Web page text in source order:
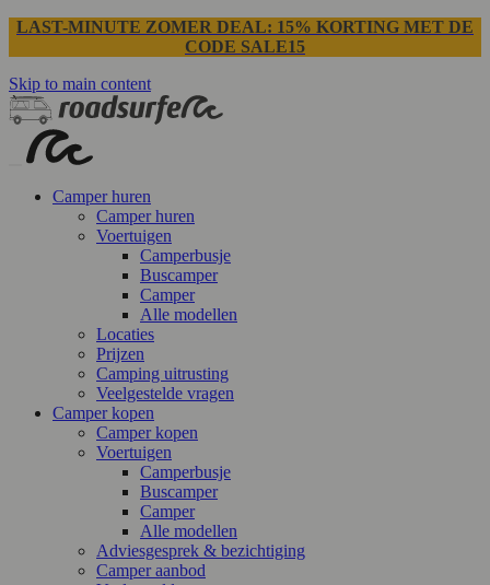
LAST-MINUTE ZOMER DEAL: 15% KORTING MET DE
CODE SALE15
Skip to main content
Camper huren
Camper huren
Voertuigen
Camperbusje
Buscamper
Camper
Alle modellen
Locaties
Prijzen
Camping uitrusting
Veelgestelde vragen
Camper kopen
Camper kopen
Voertuigen
Camperbusje
Buscamper
Camper
Alle modellen
Adviesgesprek & bezichtiging
Camper aanbod